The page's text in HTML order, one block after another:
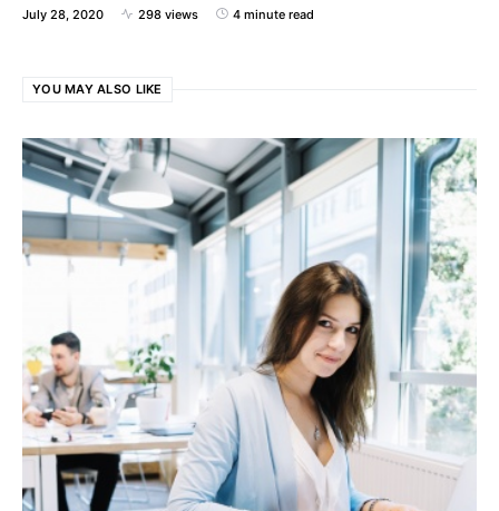
July 28, 2020 298 views 4 minute read
YOU MAY ALSO LIKE